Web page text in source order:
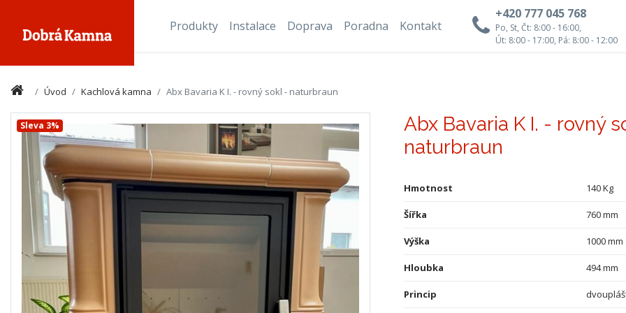
+420 777 045 768
Po, St, Čt: 8:00 - 16:00,
Út: 8:00 - 17:00, Pá: 8:00 - 12:00
Produkty Instalace Doprava Poradna Kontakt
Úvod Kachlová kamna Abx Bavaria K I. - rovný sokl - naturbraun
Sleva 3%
Abx Bavaria K I. - rovný
naturbraun
Hmotnost 140 Kg
Šířka 760 mm
Výška 1000 mm
Hloubka 494 mm
Princip